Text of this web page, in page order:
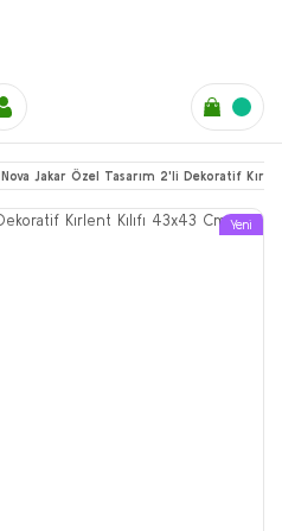
Nova Jakar Özel Tasarım 2'li Dekoratif
Yeni